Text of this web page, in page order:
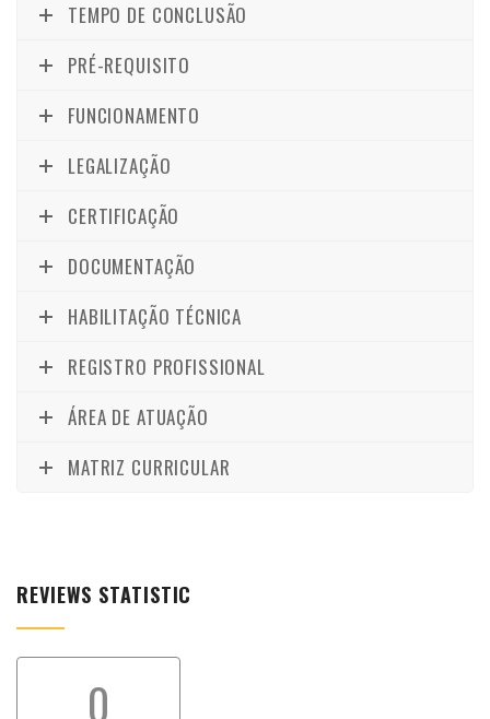
TEMPO DE CONCLUSÃO
PRÉ-REQUISITO
FUNCIONAMENTO
LEGALIZAÇÃO
CERTIFICAÇÃO
DOCUMENTAÇÃO
HABILITAÇÃO TÉCNICA
REGISTRO PROFISSIONAL
ÁREA DE ATUAÇÃO
MATRIZ CURRICULAR
REVIEWS STATISTIC
0